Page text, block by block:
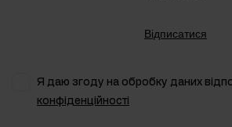
Відписатися
Я даю згоду на обробку даних
конфіденційності